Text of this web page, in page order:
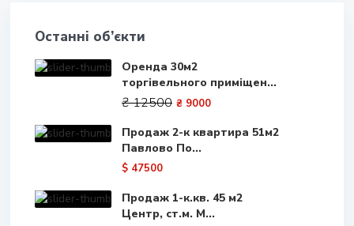
Останні об’єкти
Оренда 30м2
торгівельного приміщен...
₴ 12500 ₴ 9000
Продаж 2-к квартира 51м2
Павлово По...
$ 47500
Продаж 1-к.кв. 45 м2
Центр, ст.м. М...